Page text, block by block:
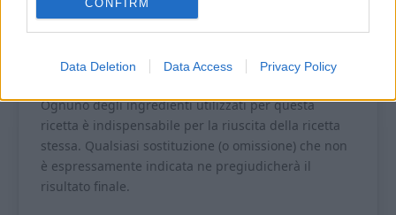
CONFIRM
Data Deletion Data Access Privacy Policy
1
10 minutes minutes
Ognuno degli ingredienti utilizzati per questa
ricetta è indispensabile per la riuscita della ricetta
stessa. Qualsiasi sostituzione (o omissione) che non
è espressamente indicata ne pregiudicherà il
risultato finale.